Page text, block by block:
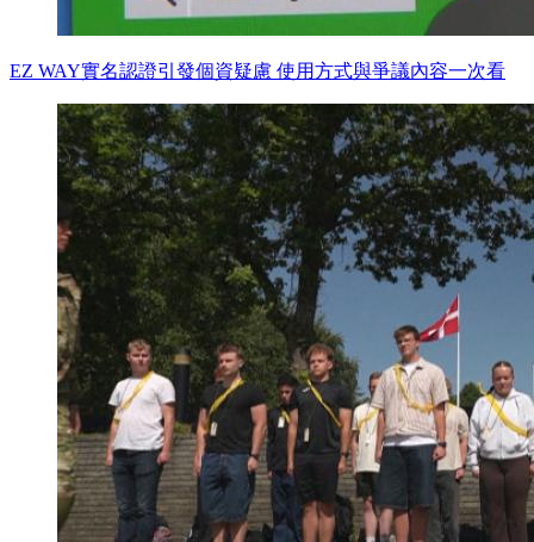
EZ WAY實名認證引發個資疑慮 使用方式與爭議內容一次看